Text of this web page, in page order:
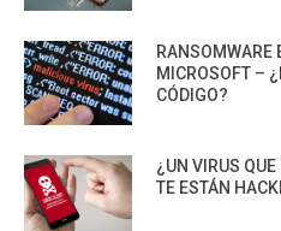
RANSOMWARE
MICROSOFT –
CÓDIGO?
¿UN VIRUS QUE
TE ESTÁN